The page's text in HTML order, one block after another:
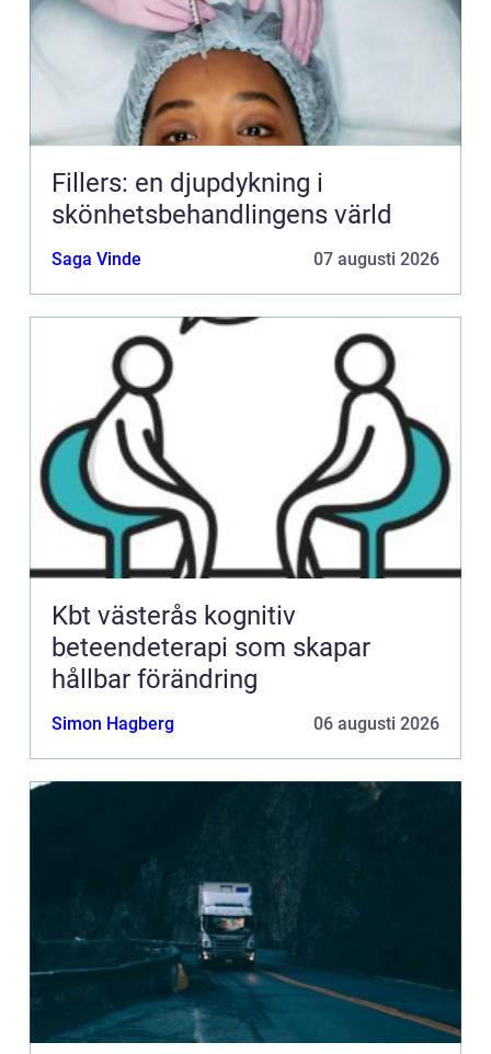
Fillers: en djupdykning i
skönhetsbehandlingens värld
Saga Vinde 07 augusti 2026
Kbt västerås kognitiv
beteendeterapi som skapar
hållbar förändring
Simon Hagberg 06 augusti 2026